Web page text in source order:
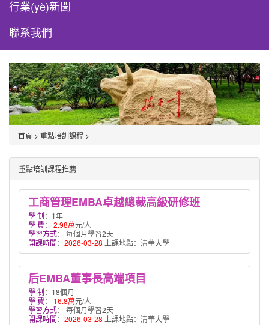
行業(yè)新聞
聯系我們
首頁 > 重點培訓課程 >
重點培訓課程推薦
工商管理EMBA卓越總裁高級研修班
學 制：1年
學 費： 2.98萬元/人
學習方式： 每個月學習2天
開課時間： 2026-03-28 上課地點：清華大學
后EMBA董事長高端項目
學 制：18個月
學 費： 16.8萬元/人
學習方式： 每個月學習2天
開課時間： 2026-03-28 上課地點：清華大學